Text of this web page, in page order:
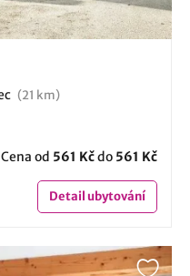
(21 km)
Cena od 561 Kčdo 561 Kč
Detailubytování